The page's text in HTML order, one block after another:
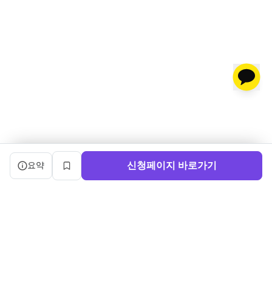
캠프 요약 정보와 상세 도우미, 북마크, 신청 버튼을 제공한다.
요약
북마크 신청페이지 바로가기